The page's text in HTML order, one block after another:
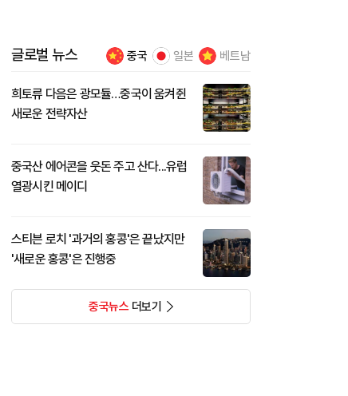
글로벌 뉴스 중국 일본 베트남
희토류 다음은 광모듈…중국이 움켜쥔
새로운 전략자산
중국산 에어콘을 웃돈 주고 산다...유럽
열광시킨 메이디
스티븐 로치 '과거의 홍콩'은 끝났지만
'새로운 홍콩'은 진행중
중국뉴스더보기